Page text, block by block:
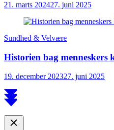
21. marts 202427. juni 2025
Sundhed & Velvære
Historien bag menneskers
19. december 202327. juni 2025
Scroll
to
Close